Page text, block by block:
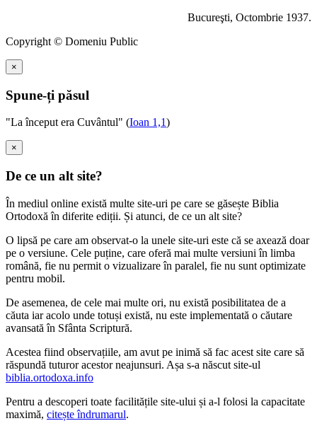
Bucureşti, Octombrie 1937.
Copyright © Domeniu Public
×
Spune-ți păsul
"La început era Cuvântul" (Ioan 1,1)
×
De ce un alt site?
În mediul online există multe site-uri pe care se găsește Biblia
Ortodoxă în diferite ediții. Și atunci, de ce un alt site?
O lipsă pe care am observat-o la unele site-uri este că se axează doar
pe o versiune. Cele puține, care oferă mai multe versiuni în limba
română, fie nu permit o vizualizare în paralel, fie nu sunt optimizate
pentru mobil.
De asemenea, de cele mai multe ori, nu există posibilitatea de a
căuta iar acolo unde totuși există, nu este implementată o căutare
avansată în Sfânta Scriptură.
Acestea fiind observațiile, am avut pe inimă să fac acest site care să
răspundă tuturor acestor neajunsuri. Așa s-a născut site-ul
biblia.ortodoxa.info
Pentru a descoperi toate facilitățile site-ului și a-l folosi la capacitate
maximă, citește îndrumarul.